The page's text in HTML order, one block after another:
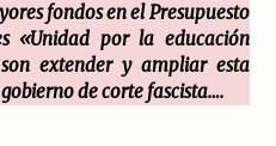
la ciudadanía no se
fondos en el Presupuesto
«Unidad por la educación
extender y ampliar esta
de corte fascista….